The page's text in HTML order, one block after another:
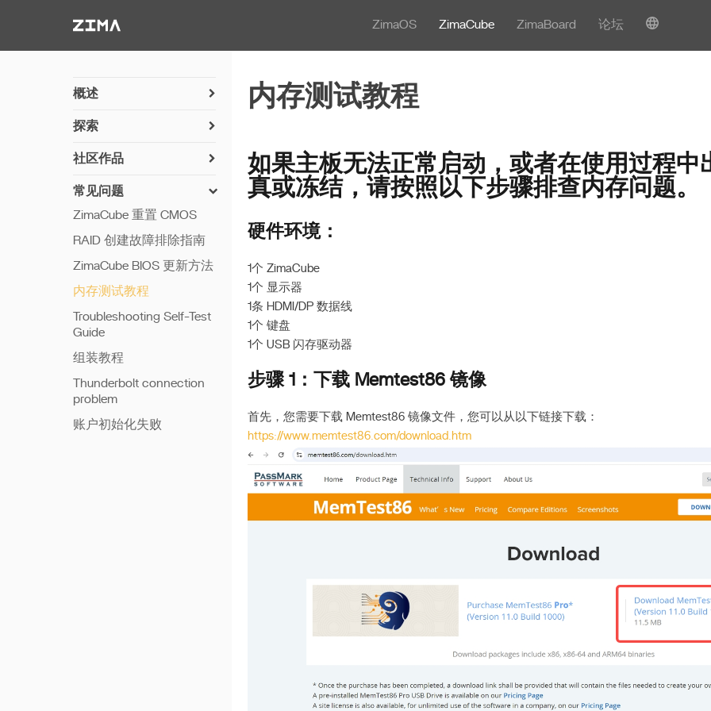
ZimaOS ZimaCube ZimaBoard 论坛
内存测试教程
如果主板无法正常启动，或者在使用过程中
真或冻结，请按照以下步骤排查内存问题。
硬件环境：
1个 ZimaCube
1个 显示器
1条 HDMI/DP 数据线
1个 键盘
1个 USB 闪存驱动器
步骤 1：下载 Memtest86 镜像
首先，您需要下载 Memtest86 镜像文件，您可以从以下链接下载：
https://www.memtest86.com/download.htm
概述
开机指南
硬件简述
硬件详情
探索
安装你的磁盘
自动开机
安装 UnRAID
安装 TrueNAS
DIY 风扇指南
Thunderbolt 传输速度
Compatible Network
社区作品
常见问题
ZimaCube 重置 CMOS
RAID 创建故障排除指南
ZimaCube BIOS 更新方法
内存测试教程
Troubleshooting Self-Test
Guide
组装教程
Thunderbolt connection
problem
账户初始化失败